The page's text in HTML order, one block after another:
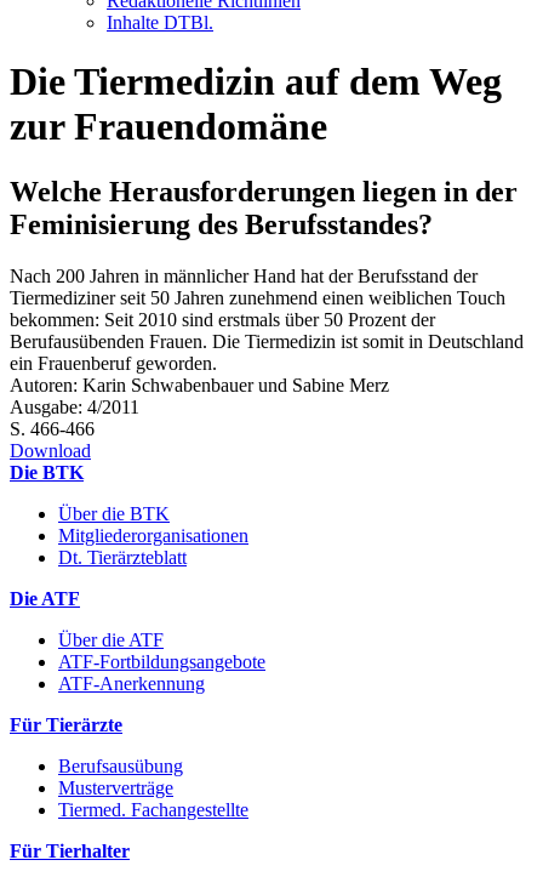
Inhalte DTBl.
Die Tiermedizin auf dem Weg
zur Frauendomäne
Welche Herausforderungen liegen in der
Feminisierung des Berufsstandes?
Nach 200 Jahren in männlicher Hand hat der Berufsstand der
Tiermediziner seit 50 Jahren zunehmend einen weiblichen Touch
bekommen: Seit 2010 sind erstmals über 50 Prozent der
Berufausübenden Frauen. Die Tiermedizin ist somit in Deutschland
ein Frauenberuf geworden.
Autoren: Karin Schwabenbauer und Sabine Merz
Ausgabe: 4/2011
S. 466-466
Download
Die BTK
Über die BTK
Mitgliederorganisationen
Dt. Tierärzteblatt
Die ATF
Über die ATF
ATF-Fortbildungsangebote
ATF-Anerkennung
Für Tierärzte
Berufsausübung
Musterverträge
Tiermed. Fachangestellte
Für Tierhalter